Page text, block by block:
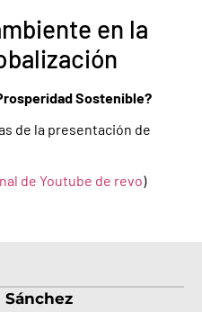
Sánchez
en la
Sostenible?
de la presentación de
de Youtube de revo)